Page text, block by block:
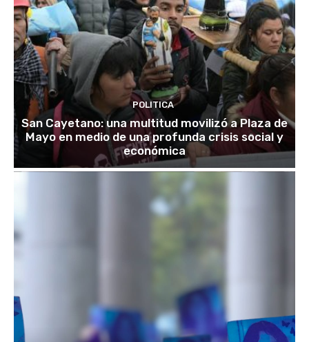
POLITICA
San Cayetano: una multitud movilizó a Plaza de
Mayo en medio de una profunda crisis social y
económica